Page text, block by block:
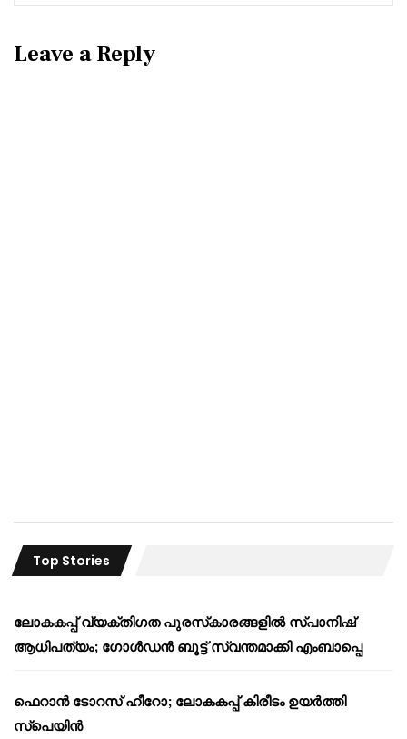
Leave a Reply
Top Stories
ലോകകപ്പ് വ്യക്തിഗത പുരസ്‌കാരങ്ങളിൽ സ്പാനിഷ്
ആധിപത്യം; ഗോൾഡൻ ബൂട്ട് സ്വന്തമാക്കി എംബാപ്പെ
ഫെറാൻ ടോറസ് ഹീറോ; ലോകകപ്പ് കിരീടം ഉയർത്തി
സ്പെയിൻ